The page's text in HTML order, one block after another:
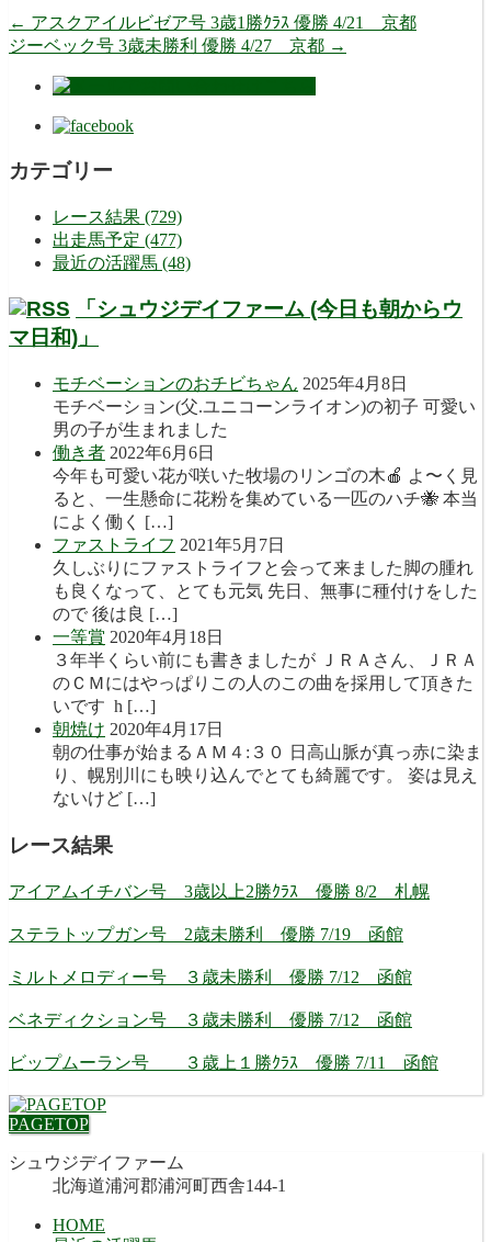
← アスクアイルビゼア号 3歳1勝ｸﾗｽ 優勝 4/21 京都
ジーベック号 3歳未勝利 優勝 4/27 京都 →
カテゴリー
レース結果 (729)
出走馬予定 (477)
最近の活躍馬 (48)
「シュウジデイファーム (今日も朝からウ
マ日和)」
モチベーションのおチビちゃん 2025年4月8日
モチベーション(父.ユニコーンライオン)の初子 可愛い
男の子が生まれました
働き者 2022年6月6日
今年も可愛い花が咲いた牧場のリンゴの木🍎 よ〜く見
ると、一生懸命に花粉を集めている一匹のハチ🐝 本当
によく働く […]
ファストライフ 2021年5月7日
久しぶりにファストライフと会って来ました脚の腫れ
も良くなって、とても元気 先日、無事に種付けをした
ので 後は良 […]
一等賞 2020年4月18日
３年半くらい前にも書きましたが ＪＲＡさん、ＪＲＡ
のＣＭにはやっぱりこの人のこの曲を採用して頂きた
いです h […]
朝焼け 2020年4月17日
朝の仕事が始まるＡＭ４:３０ 日高山脈が真っ赤に染ま
り、幌別川にも映り込んでとても綺麗です。 姿は見え
ないけど […]
レース結果
アイアムイチバン号 3歳以上2勝ｸﾗｽ 優勝 8/2 札幌
ステラトップガン号 2歳未勝利 優勝 7/19 函館
ミルトメロディー号 ３歳未勝利 優勝 7/12 函館
ベネディクション号 ３歳未勝利 優勝 7/12 函館
ビップムーラン号 ３歳上１勝ｸﾗｽ 優勝 7/11 函館
PAGETOP
シュウジデイファーム
北海道浦河郡浦河町西舎144-1
HOME